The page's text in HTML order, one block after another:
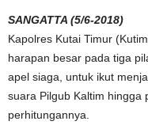
SANGATTA (5/6-2018)
Kapolres Kutai Timur
harapan besar pada tiga
apel siaga, untuk ikut
suara Pilgub Kaltim hingga
perhitungannya.